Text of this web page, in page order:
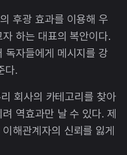
후광 효과를 이용해 우
하는 대표의 복안이다.
독자들에게 메시지를 강
다.
회사의 카테고리를 찾아
역효과만 날 수 있다. 제
해관계자의 신뢰를 잃게